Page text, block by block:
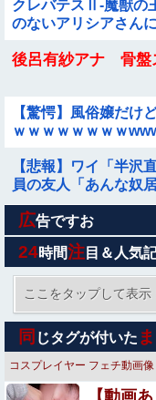
クレバテスⅡ-魔獣の
のないアリシアさん
後呂有紗アナ 骨盤
【驚愕】風俗嬢だけ
ｗｗｗｗｗｗｗｗ
【悲報】ワイ「半沢
員の友人「あんな奴
国連事務総長「お金
全崩壊します。助け
中学の頃イキリ陰で
に入社してきた。中
何とも言えない気持
某週刊誌が完全逃亡
の窮地、「今度は宏
無さに呆れる人が続出
【閲覧注意】人妻が
広告ですお
24時間注 目＆人気
ここをタップして表示
同 じタグが付いた ま
コスプレイヤー フェチ動画像
【動画